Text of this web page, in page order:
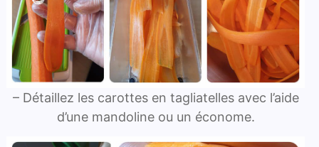
– Détaillez les carottes en tagliatelles avec l’aide
d’une mandoline ou un économe.